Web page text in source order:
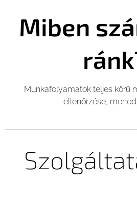
Miben
Munkafolyamatok teljes körű
ellenőrzése,